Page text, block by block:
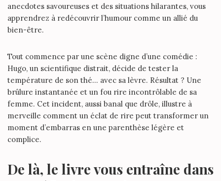
anecdotes savoureuses et des situations hilarantes, vous
apprendrez à redécouvrir l’humour comme un allié du
bien-être.
Tout commence par une scène digne d’une comédie :
Hugo, un scientifique distrait, décide de tester la
température de son thé… avec sa lèvre. Résultat ? Une
brûlure instantanée et un fou rire incontrôlable de sa
femme. Cet incident, aussi banal que drôle, illustre à
merveille comment un éclat de rire peut transformer un
moment d’embarras en une parenthèse légère et
complice.
De là, le livre vous entraîne dans